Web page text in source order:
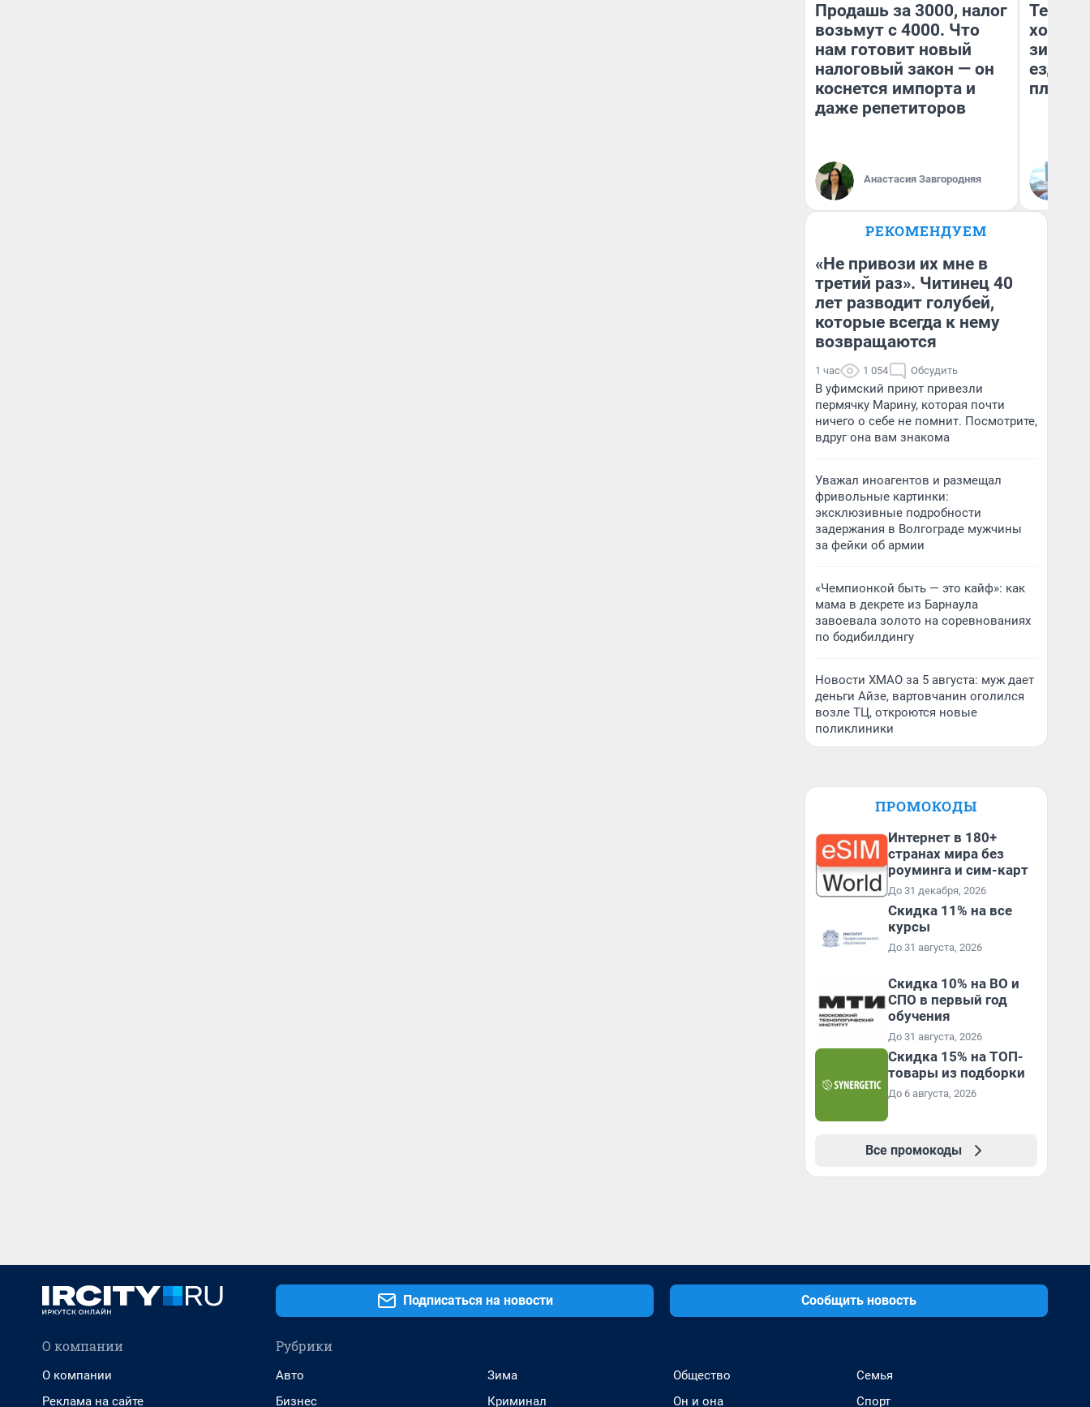
Продашь за 3000, налог
возьмут с 4000. Что
нам готовит новый
налоговый закон — он
коснется импорта и
даже репетиторов
Анастасия Завгородняя
Тепло
зимой.
ездит
плюсы
РЕКОМЕНДУЕМ
«Не привози их мне в
третий раз». Читинец 40
лет разводит голубей,
которые всегда к нему
возвращаются
1 час 1 054 Обсудить
В уфимский приют привезли
пермячку Марину, которая почти
ничего о себе не помнит. Посмотрите,
вдруг она вам знакома
Уважал иноагентов и размещал
фривольные картинки:
эксклюзивные подробности
задержания в Волгограде мужчины
за фейки об армии
«Чемпионкой быть — это кайф»: как
мама в декрете из Барнаула
завоевала золото на соревнованиях
по бодибилдингу
Новости ХМАО за 5 августа: муж дает
деньги Айзе, вартовчанин оголился
возле ТЦ, откроются новые
поликлиники
ПРОМОКОДЫ
Интернет в 180+
странах мира без
роуминга и сим-карт
До 31 декабря, 2026
Скидка 11% на все
курсы
До 31 августа, 2026
Скидка 10% на ВО и
СПО в первый год
обучения
До 31 августа, 2026
Скидка 15% на ТОП-
товары из подборки
До 6 августа, 2026
Все промокоды
Подписаться на новости Сообщить новость
О компании
О компании
Реклама на сайте
Рубрики
Авто
Бизнес
Зима
Криминал
Общество
Он и она
Семья
Спорт